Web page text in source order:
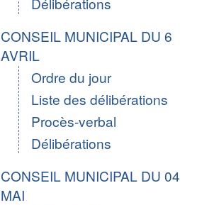
CONSEIL MUNICIPAL DU 6
AVRIL
Ordre du jour
Liste des délibérations
Procès-verbal
Délibérations
CONSEIL MUNICIPAL DU 04
MAI